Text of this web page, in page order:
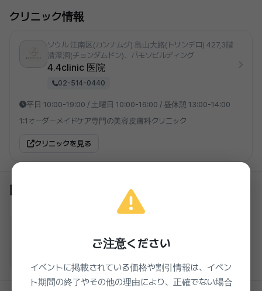
クリニック情報
ソウル 江南区(カンナムグ) 島山大路(トサンデロ) 427,3階
清潭洞(チョンダムドン)、パモソビルディング
4.4clinic 医院
02-514-0440
平日 10:00-19:00 / 土曜日 10:00-16:00 / 昼休憩 13:00-14:00
1:1オーダーメイドケア専門の美容皮膚科クリニック
クリニックを見る
同じクリニックの他のイベント
ご注意ください
イベントに掲載されている価格や割引情報は、イベン
ト期間の終了やその他の理由により、正確でない場合